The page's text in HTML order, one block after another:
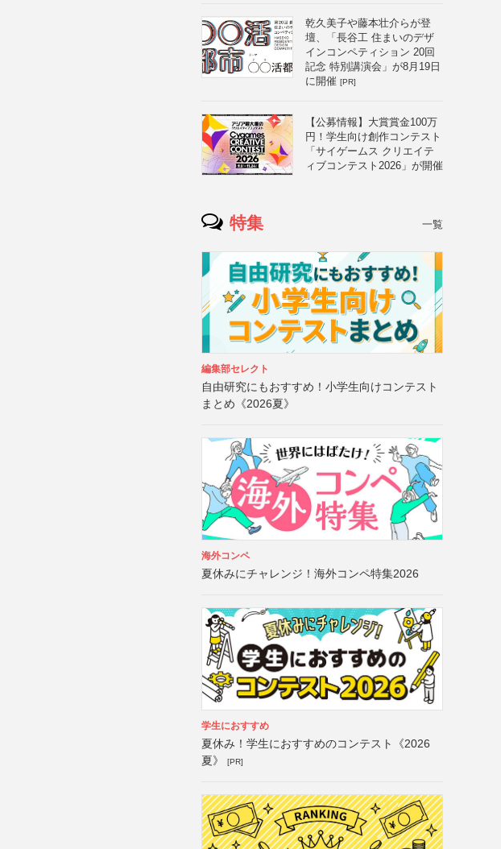
乾久美子や藤本壮介らが登
壇、「長谷工 住まいのデザ
インコンペティション 20回
記念 特別講演会」が8月19日
に開催 [PR]
【公募情報】大賞賞金100万
円！学生向け創作コンテスト
「サイゲームス クリエイテ
ィブコンテスト2026」が開催
特集 一覧
編集部セレクト
自由研究にもおすすめ！小学生向けコンテスト
まとめ《2026夏》
海外コンペ
夏休みにチャレンジ！海外コンペ特集2026
学生におすすめ
夏休み！学生におすすめのコンテスト《2026
夏》
[PR]